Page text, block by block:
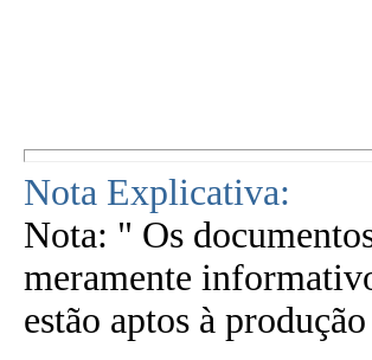
Nota Explicativa:
Nota: " Os
meramente
estão aptos à